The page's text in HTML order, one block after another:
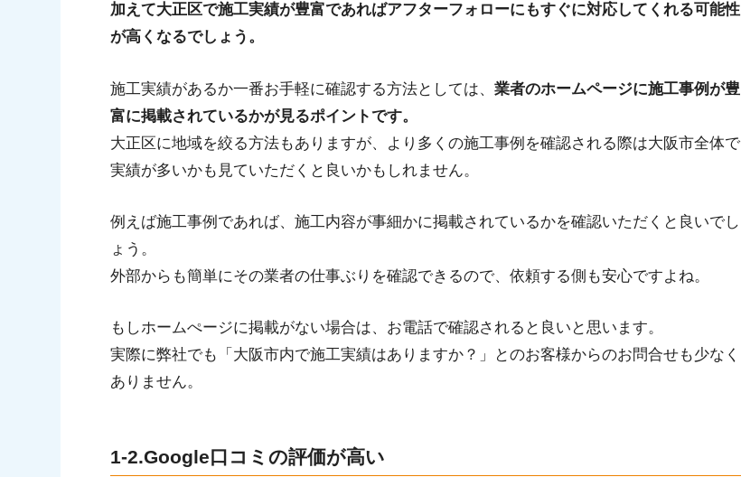
加えて大正区で施工実績が豊富であればアフターフォローにもすぐに対応してくれる可能性
が高くなるでしょう。
施工実績があるか一番お手軽に確認する方法としては、 業者のホームページに施工事例が豊
富に掲載されているかが見るポイントです。
大正区に地域を絞る方法もありますが、より多くの施工事例を確認される際は大阪市全体で
実績が多いかも見ていただくと良いかもしれません。
例えば施工事例であれば、施工内容が事細かに掲載されているかを確認いただくと良いでし
ょう。
外部からも簡単にその業者の仕事ぶりを確認できるので、依頼する側も安心ですよね。
もしホームぺージに掲載がない場合は、お電話で確認されると良いと思います。
実際に弊社でも「大阪市内で施工実績はありますか？」とのお客様からのお問合せも少なく
ありません。
1-2.Google口コミの評価が高い